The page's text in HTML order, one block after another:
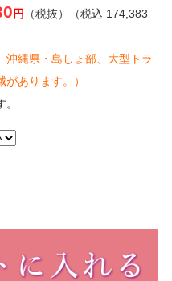
円
（税抜）（税込 174,383
沖縄県・島しょ部、大型トラ
あります。）